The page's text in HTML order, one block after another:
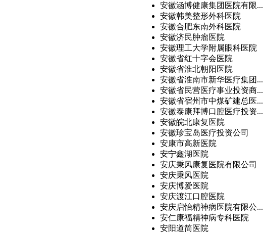
安徽涵博健康集团医院有限...
安徽韩美整形外科医院
安徽合肥东南外科医院
安徽济民肿瘤医院
安徽理工大学附属眼科医院
安徽省红十字会医院
安徽省淮北朝阳医院
安徽省淮南市新华医疗集团...
安徽省民营医疗事业投资商...
安徽省宿州市中煤矿建总医...
安徽泰康拜博口腔医疗投资...
安徽皖北康复医院
安徽珍宝岛医疗投资公司
安康市高新医院
安宁鑫湖医院
安庆秉风康复医院有限公司
安庆秉风医院
安庆博爱医院
安庆渡江口腔医院
安庆启怡精神病医院有限公...
安仁康福精神病专科医院
安阳道简医院